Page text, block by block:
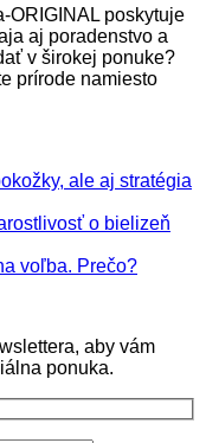
ORIGINAL poskytuje
aj poradenstvo a
v širokej ponuke?
prírode namiesto
ale aj stratégia
o bielizeň
voľba. Prečo?Žiadne
pracie
aby vám
ponuka.